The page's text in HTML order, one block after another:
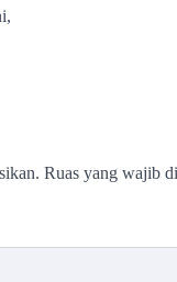
Ruas yang wajib